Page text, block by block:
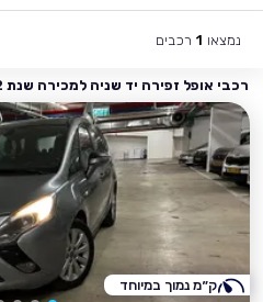
נמצאו 1 רכבים
רכבי אופל זפירה יד שניה למכירה שנת 2012
ק״מ נמוך במיוחד